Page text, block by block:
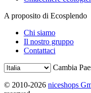
A proposito di Ecosplendo
Chi siamo
Il nostro gruppo
Contattaci
Cambia
© 2010-2026 niceshops